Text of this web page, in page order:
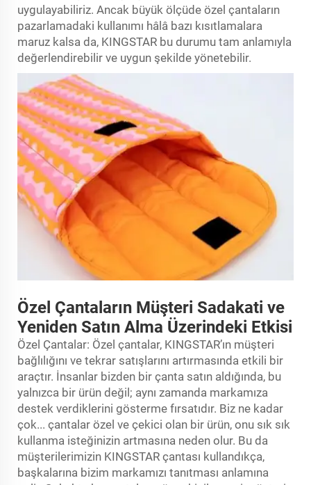
uygulayabiliriz. Ancak büyük ölçüde özel çantaların
pazarlamadaki kullanımı hâlâ bazı kısıtlamalara
maruz kalsa da, KINGSTAR bu durumu tam anlamıyla
değerlendirebilir ve uygun şekilde yönetebilir.
Özel Çantaların Müşteri Sadakati ve
Yeniden Satın Alma Üzerindeki Etkisi
Özel Çantalar: Özel çantalar, KINGSTAR’ın müşteri
bağlılığını ve tekrar satışlarını artırmasında etkili bir
araçtır. İnsanlar bizden bir çanta satın aldığında, bu
yalnızca bir ürün değil; aynı zamanda markamıza
destek verdiklerini gösterme fırsatıdır. Biz ne kadar
çok... çantalar özel ve çekici olan bir ürün, onu sık sık
kullanma isteğinizin artmasına neden olur. Bu da
müşterilerimizin KINGSTAR çantası kullandıkça,
başkalarına bizim markamızı tanıtması anlamına